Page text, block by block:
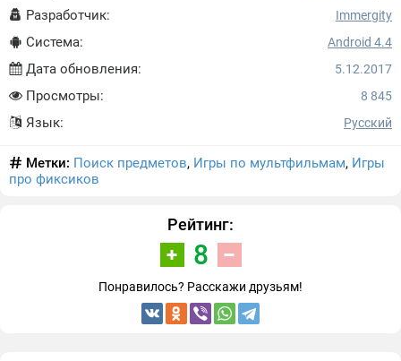
Разработчик: Immergity
Система: Android 4.4
Дата обновления: 5.12.2017
Просмотры: 8 845
Язык: Русский
Метки: Поиск предметов, Игры по мультфильмам, Игры
про фиксиков
Рейтинг:
8
Понравилось? Расскажи друзьям!